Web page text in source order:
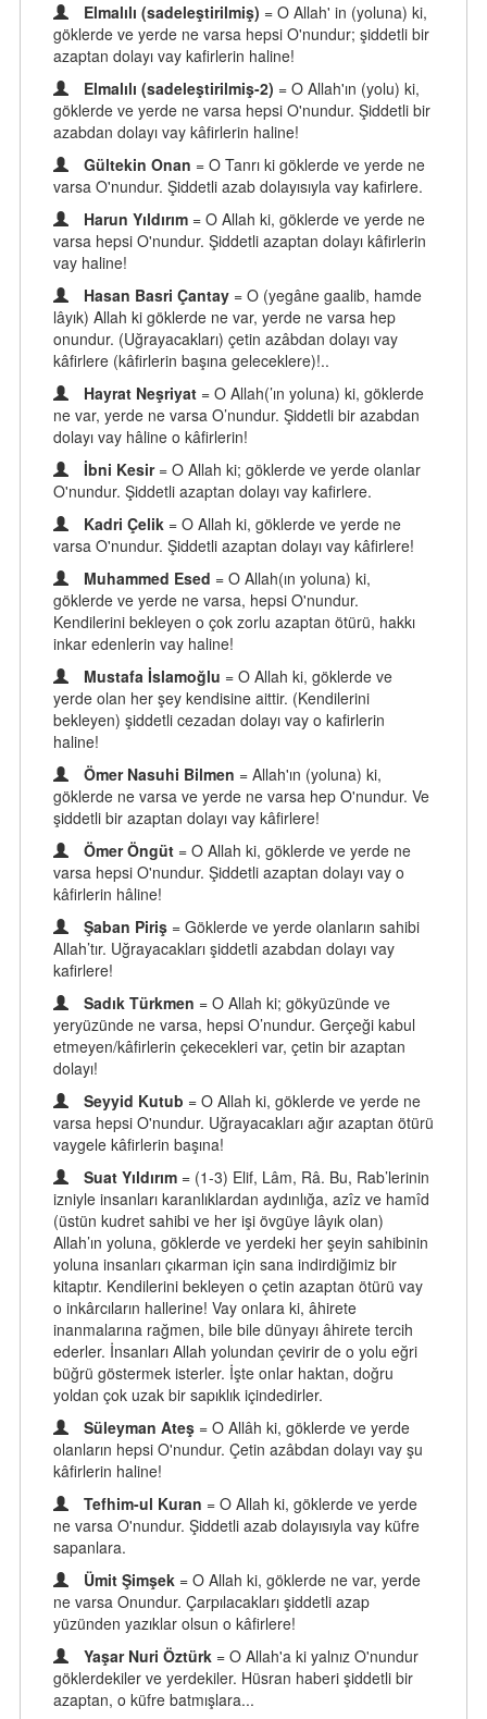
Elmalılı (sadeleştirilmiş) = O Allah' in (yoluna) ki,
göklerde ve yerde ne varsa hepsi O'nundur; şiddetli bir
azaptan dolayı vay kafirlerin haline!
Elmalılı (sadeleştirilmiş-2) = O Allah'ın (yolu) ki,
göklerde ve yerde ne varsa hepsi O'nundur. Şiddetli bir
azabdan dolayı vay kâfirlerin haline!
Gültekin Onan = O Tanrı ki göklerde ve yerde ne
varsa O'nundur. Şiddetli azab dolayısıyla vay kafirlere.
Harun Yıldırım = O Allah ki, göklerde ve yerde ne
varsa hepsi O'nundur. Şiddetli azaptan dolayı kâfirlerin
vay haline!
Hasan Basri Çantay = O (yegâne gaalib, hamde
lâyık) Allah ki göklerde ne var, yerde ne varsa hep
onundur. (Uğrayacakları) çetin azâbdan dolayı vay
kâfirlere (kâfirlerin başına geleceklere)!..
Hayrat Neşriyat = O Allah(’ın yoluna) ki, göklerde
ne var, yerde ne varsa O’nundur. Şiddetli bir azabdan
dolayı vay hâline o kâfirlerin!
İbni Kesir = O Allah ki; göklerde ve yerde olanlar
O'nundur. Şiddetli azaptan dolayı vay kafirlere.
Kadri Çelik = O Allah ki, göklerde ve yerde ne
varsa O'nundur. Şiddetli azaptan dolayı vay kâfirlere!
Muhammed Esed = O Allah(ın yoluna) ki,
göklerde ve yerde ne varsa, hepsi O'nundur.
Kendilerini bekleyen o çok zorlu azaptan ötürü, hakkı
inkar edenlerin vay haline!
Mustafa İslamoğlu = O Allah ki, göklerde ve
yerde olan her şey kendisine aittir. (Kendilerini
bekleyen) şiddetli cezadan dolayı vay o kafirlerin
haline!
Ömer Nasuhi Bilmen = Allah'ın (yoluna) ki,
göklerde ne varsa ve yerde ne varsa hep O'nundur. Ve
şiddetli bir azaptan dolayı vay kâfirlere!
Ömer Öngüt = O Allah ki, göklerde ve yerde ne
varsa hepsi O'nundur. Şiddetli azaptan dolayı vay o
kâfirlerin hâline!
Şaban Piriş = Göklerde ve yerde olanların sahibi
Allah’tır. Uğrayacakları şiddetli azabdan dolayı vay
kafirlere!
Sadık Türkmen = O Allah ki; gökyüzünde ve
yeryüzünde ne varsa, hepsi O’nundur. Gerçeği kabul
etmeyen/kâfirlerin çekecekleri var, çetin bir azaptan
dolayı!
Seyyid Kutub = O Allah ki, göklerde ve yerde ne
varsa hepsi O'nundur. Uğrayacakları ağır azaptan ötürü
vaygele kâfirlerin başına!
Suat Yıldırım = (1-3) Elif, Lâm, Râ. Bu, Rab’lerinin
izniyle insanları karanlıklardan aydınlığa, azîz ve hamîd
(üstün kudret sahibi ve her işi övgüye lâyık olan)
Allah’ın yoluna, göklerde ve yerdeki her şeyin sahibinin
yoluna insanları çıkarman için sana indirdiğimiz bir
kitaptır. Kendilerini bekleyen o çetin azaptan ötürü vay
o inkârcıların hallerine! Vay onlara ki, âhirete
inanmalarına rağmen, bile bile dünyayı âhirete tercih
ederler. İnsanları Allah yolundan çevirir de o yolu eğri
büğrü göstermek isterler. İşte onlar haktan, doğru
yoldan çok uzak bir sapıklık içindedirler.
Süleyman Ateş = O Allâh ki, göklerde ve yerde
olanların hepsi O'nundur. Çetin azâbdan dolayı vay şu
kâfirlerin haline!
Tefhim-ul Kuran = O Allah ki, göklerde ve yerde
ne varsa O'nundur. Şiddetli azab dolayısıyla vay küfre
sapanlara.
Ümit Şimşek = O Allah ki, göklerde ne var, yerde
ne varsa Onundur. Çarpılacakları şiddetli azap
yüzünden yazıklar olsun o kâfirlere!
Yaşar Nuri Öztürk = O Allah'a ki yalnız O'nundur
göklerdekiler ve yerdekiler. Hüsran haberi şiddetli bir
azaptan, o küfre batmışlara...